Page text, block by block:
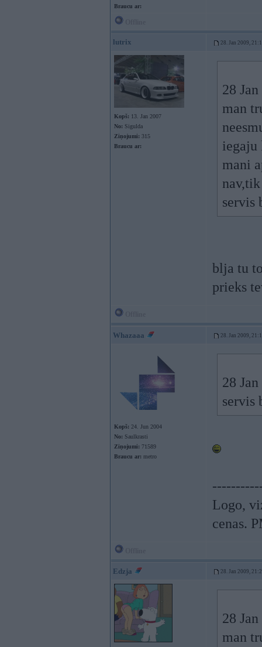
Braucu ar:
lutrix 28. Jan 2009,
Kopš: 13. Jan 2007
No: Sigulda
Ziņojumi: 315
Braucu ar:
28
man
iegaju
mani
servis
blja tu
prieks
Whazaaa 28. Jan 2009,
Kopš: 24. Jun 2004
No: Saulkrasti
Ziņojumi: 71589
Braucu ar: metro
28
servis
Logo,
cenas.
Edzja 28. Jan 2009,
28
man